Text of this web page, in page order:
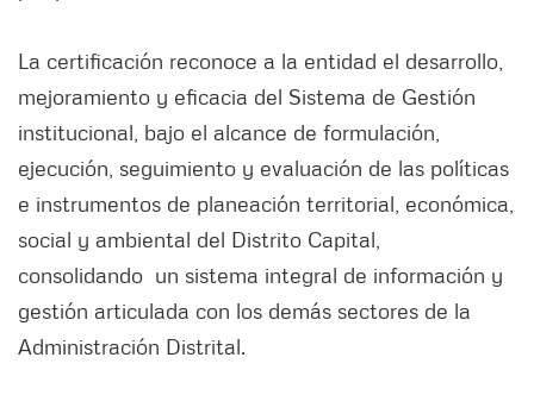
La certificación reconoce a la entidad el desarrollo,
mejoramiento y eficacia del Sistema de Gestión
institucional, bajo el alcance de formulación,
ejecución, seguimiento y evaluación de las políticas
e instrumentos de planeación territorial, económica,
social y ambiental del Distrito Capital,
consolidando un sistema integral de información y
gestión articulada con los demás sectores de la
Administración Distrital.